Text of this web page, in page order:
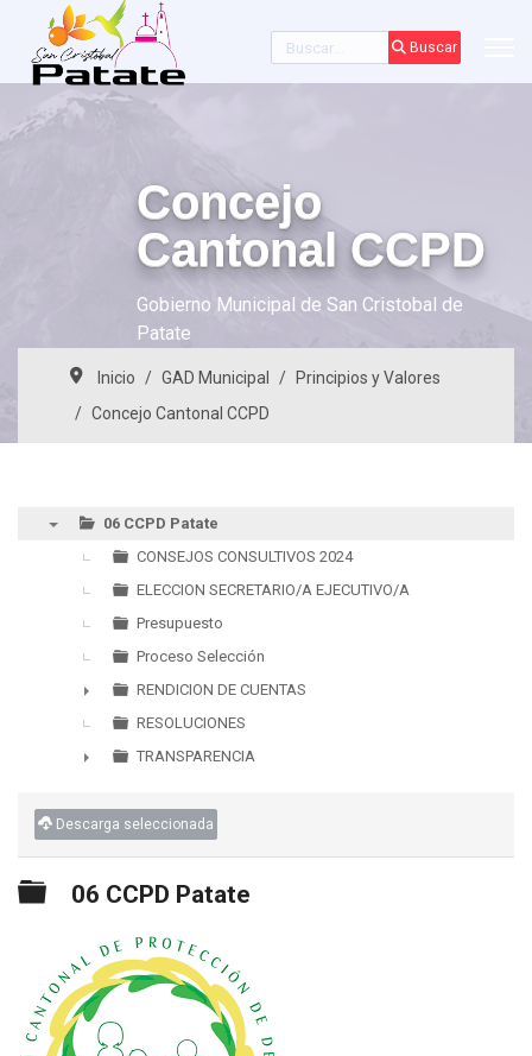
Buscar Buscar
Concejo
Cantonal CCPD
Gobierno Municipal de San Cristobal de
Patate
Inicio GAD Municipal
Principios y Valores
Concejo Cantonal CCPD
06 CCPD Patate
CONSEJOS CONSULTIVOS 2024
ELECCION SECRETARIO/A EJECUTIVO/A
Presupuesto
Proceso Selección
►
RENDICION DE CUENTAS
RESOLUCIONES
TRANSPARENCIA
Descarga seleccionada
Carpeta
06 CCPD Patate